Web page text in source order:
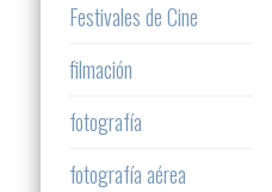
Festivales de Cine
filmación
fotografía
fotografía aérea